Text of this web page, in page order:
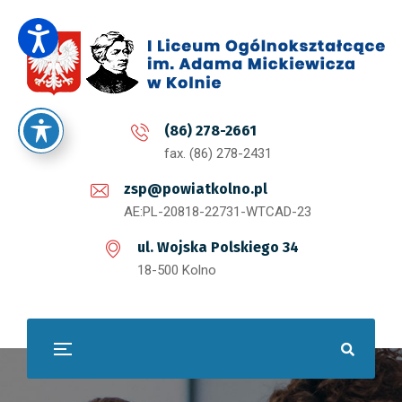
(86) 278-2661
fax. (86) 278-2431
zsp@powiatkolno.pl
AE:PL-20818-22731-WTCAD-23
ul. Wojska Polskiego 34
18-500 Kolno